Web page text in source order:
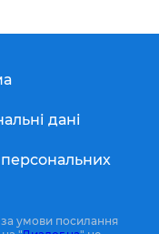
дані
персональних
за умови посилання